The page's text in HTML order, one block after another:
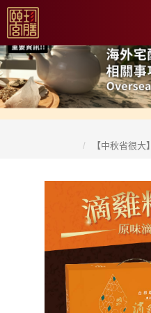
【中秋省很